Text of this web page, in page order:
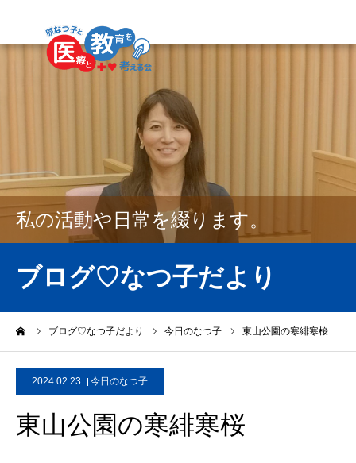
私の活動や日常を綴ります。
ブログ♡なつ子だより
ブログ♡なつ子だより 今日のなつ子 東山公園の寒緋寒桜
2024.02.23 今日のなつ子
東山公園の寒緋寒桜